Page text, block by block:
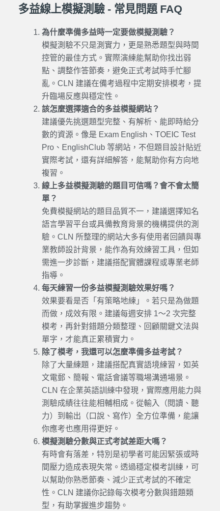
多益線上模擬測驗 - 常見問題 FAQ
為什麼準備多益時一定要做模擬測驗？
模擬測驗不只是測實力，更是熟悉題型與時間
控管的最佳方式。實際演練能幫助你找出弱
點、調整作答節奏，避免正式考試時手忙腳
亂。CLN 建議在備考過程中定期安排模考，提
升臨場反應與穩定性。
該怎麼選擇適合的多益模擬網站？
建議優先挑選題型完整、有解析、能即時給分
數的資源。像是 Exam English、TOEIC Test
Pro、EnglishClub 等網站，不但題目設計貼近
實際考試，還有詳細解答，能幫助你有方向地
複習。
線上多益模擬測驗的題目可信嗎？會不會太簡
單？
免費模擬網站的題目品質不一，建議選擇知名
語言學習平台或具備教育背景的機構提供的測
驗。CLN 所整理的網站大多有使用者回饋與專
業教師設計背景，能作為有效練習工具，但如
需進一步診斷，建議搭配實體課程或專業老師
指導。
每天練習一份多益模擬測驗效果好嗎？
效果要看是否「有策略地練」。若只是為做題
而做，成效有限。建議每週安排 1～2 次完整
模考，再針對錯題分類整理、回顧關鍵文法與
單字，才能真正累積實力。
除了模考，我還可以怎麼準備多益考試？
除了大量練題，建議搭配真實語境練習，如英
文電郵、簡報、電話會議等職場溝通場景。
CLN 在企業英語訓練中發現，實際應用能力與
測驗成績往往能相輔相成。從輸入（閱讀、聽
力）到輸出（口說、寫作）全方位準備，能讓
你應考也應用得更好。
模擬測驗分數與正式考試差距大嗎？
有時會有落差，特別是初學者可能因緊張或時
間壓力造成表現失常。透過穩定模考訓練，可
以幫助你熟悉節奏、減少正式考試的不確定
性。CLN 建議你記錄每次模考分數與錯題類
型，有助掌握進步趨勢。